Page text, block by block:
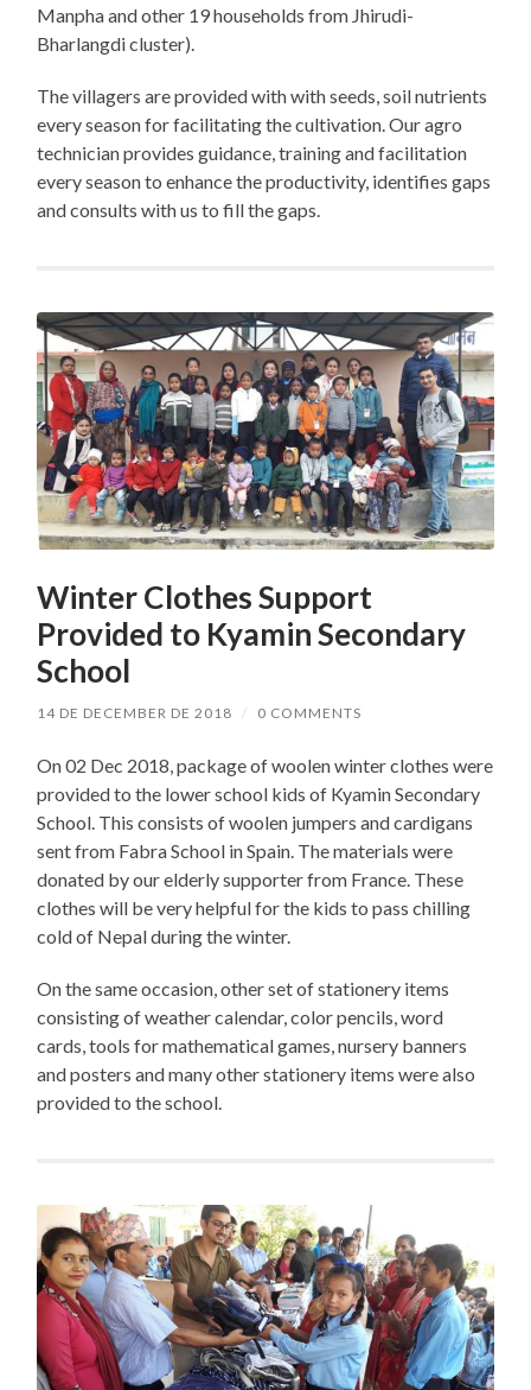
Manpha and other 19 households from Jhirudi-
Bharlangdi cluster).
The villagers are provided with with seeds, soil nutrients
every season for facilitating the cultivation. Our agro
technician provides guidance, training and facilitation
every season to enhance the productivity, identifies gaps
and consults with us to fill the gaps.
Winter Clothes Support
Provided to Kyamin Secondary
School
14 DE DECEMBER DE 2018 / 0 COMMENTS
On 02 Dec 2018, package of woolen winter clothes were
provided to the lower school kids of Kyamin Secondary
School. This consists of woolen jumpers and cardigans
sent from Fabra School in Spain. The materials were
donated by our elderly supporter from France. These
clothes will be very helpful for the kids to pass chilling
cold of Nepal during the winter.
On the same occasion, other set of stationery items
consisting of weather calendar, color pencils, word
cards, tools for mathematical games, nursery banners
and posters and many other stationery items were also
provided to the school.